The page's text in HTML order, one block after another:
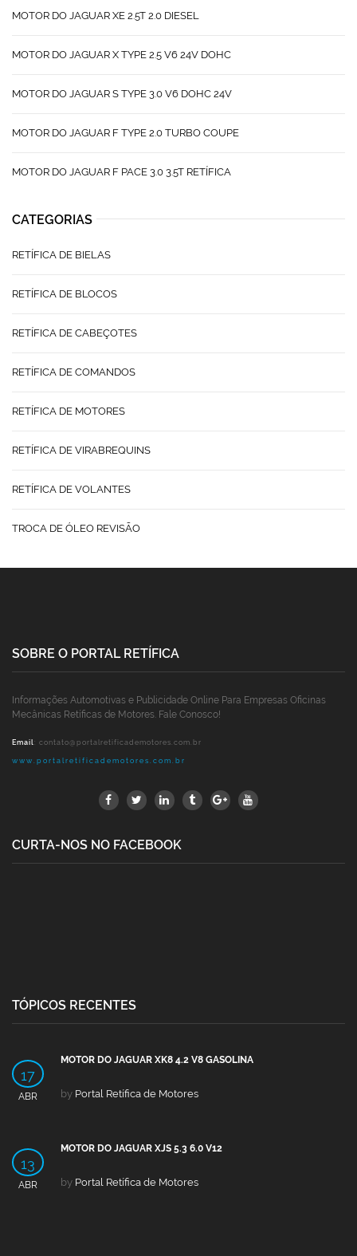
MOTOR DO JAGUAR XE 2.5T 2.0 DIESEL
MOTOR DO JAGUAR X TYPE 2.5 V6 24V DOHC
MOTOR DO JAGUAR S TYPE 3.0 V6 DOHC 24V
MOTOR DO JAGUAR F TYPE 2.0 TURBO COUPE
MOTOR DO JAGUAR F PACE 3.0 3.5T RETÍFICA
CATEGORIAS
RETÍFICA DE BIELAS
RETÍFICA DE BLOCOS
RETÍFICA DE CABEÇOTES
RETÍFICA DE COMANDOS
RETÍFICA DE MOTORES
RETÍFICA DE VIRABREQUINS
RETÍFICA DE VOLANTES
TROCA DE ÓLEO REVISÃO
SOBRE O PORTAL RETÍFICA
Informações Automotivas e Publicidade Online Para Empresas Oficinas
Mecânicas Retíficas de Motores. Fale Conosco!
Email: contato@portalretificademotores.com.br
www.portalretificademotores.com.br
CURTA-NOS NO FACEBOOK
TÓPICOS RECENTES
17
ABR
MOTOR DO JAGUAR XK8 4.2 V8 GASOLINA
by Portal Retífica de Motores
13
ABR
MOTOR DO JAGUAR XJS 5.3 6.0 V12
by Portal Retífica de Motores